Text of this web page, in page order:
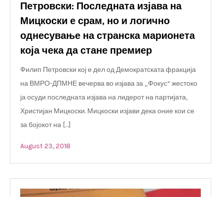
Петровски: Последната изјава на
Мицкоски е срам, но и логично
однесување на странска марионета
која чека да стане премиер
Филип Петровски кој е дел од Демократската фракција
на ВМРО-ДПМНЕ вечерва во изјава за „Фокус“ жестоко
ја осуди последната изјава на лидерот на партијата,
Христијан Мицкоски. Мицкоски изјави дека оние кои се
за бојокот на […]
August 23, 2018